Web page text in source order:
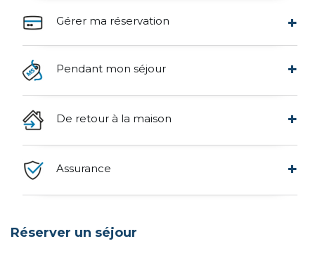
Gérer ma réservation
Pendant mon séjour
De retour à la maison
Assurance
Réserver un séjour